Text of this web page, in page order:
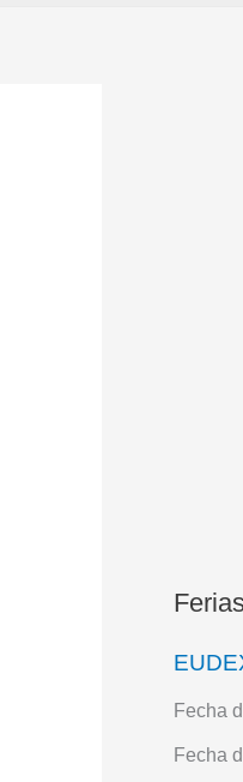
Fecha
Fecha